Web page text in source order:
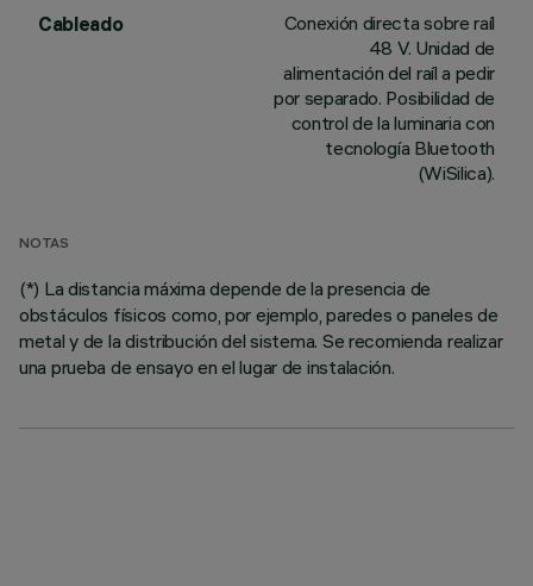
Cableado
Conexión directa sobre raíl
48 V. Unidad de
alimentación del raíl a pedir
por separado. Posibilidad de
control de la luminaria con
tecnología Bluetooth
(WiSilica).
NOTAS
(*) La distancia máxima depende de la presencia de
obstáculos físicos como, por ejemplo, paredes o paneles de
metal y de la distribución del sistema. Se recomienda realizar
una prueba de ensayo en el lugar de instalación.